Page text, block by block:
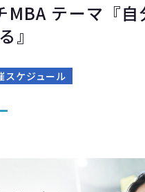
テーマ『自
』
スケジュール